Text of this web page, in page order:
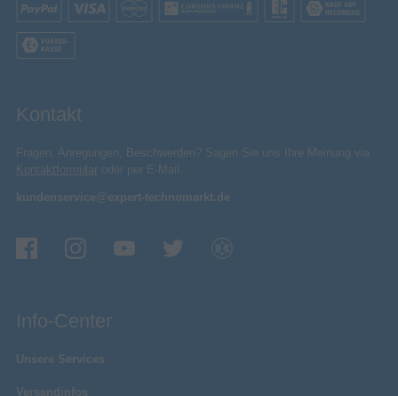
Kontakt
Fragen, Anregungen, Beschwerden? Sagen Sie uns Ihre Meinung via
Kontaktformular oder per E-Mail:
kundenservice@expert-technomarkt.de
Info-Center
Unsere Services
Versandinfos